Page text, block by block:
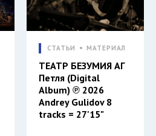
СТАТЬИ МАТЕРИАЛ
ТЕАТР БЕЗУМИЯ АГ
Петля (Digital
Album) ℗ 2026
Andrey Gulidov 8
tracks = 27'15"